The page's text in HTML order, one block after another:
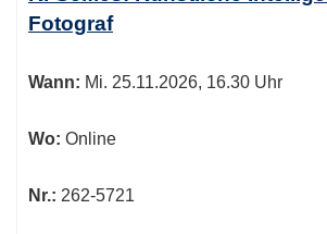
Fotograf
Wann: Mi. 25.11.2026, 16.30 Uhr
Wo: Online
Nr.: 262-5721